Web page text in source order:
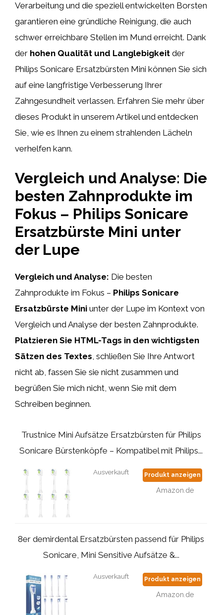
Verarbeitung und die speziell entwickelten Borsten
garantieren eine gründliche Reinigung, die auch
schwer erreichbare Stellen im Mund erreicht. Dank
der hohen Qualität und Langlebigkeit der
Philips Sonicare Ersatzbürsten Mini können Sie sich
auf eine langfristige Verbesserung Ihrer
Zahngesundheit verlassen. Erfahren Sie mehr über
dieses Produkt in unserem Artikel und entdecken
Sie, wie es Ihnen zu einem strahlenden Lächeln
verhelfen kann.
Vergleich und Analyse: Die
besten Zahnprodukte im
Fokus – Philips Sonicare
Ersatzbürste Mini unter
der Lupe
Vergleich und Analyse: Die besten
Zahnprodukte im Fokus – Philips Sonicare
Ersatzbürste Mini unter der Lupe im Kontext von
Vergleich und Analyse der besten Zahnprodukte.
Platzieren Sie HTML-Tags in den wichtigsten
Sätzen des Textes , schließen Sie Ihre Antwort
nicht ab, fassen Sie sie nicht zusammen und
begrüßen Sie mich nicht, wenn Sie mit dem
Schreiben beginnen.
Trustnice Mini Aufsätze Ersatzbürsten für Philips
Sonicare Bürstenköpfe – Kompatibel mit Philips...
Ausverkauft Produkt anzeigen
Amazon.de
8er demirdental Ersatzbürsten passend für Philips
Sonicare, Mini Sensitive Aufsätze &...
Ausverkauft Produkt anzeigen
Amazon.de